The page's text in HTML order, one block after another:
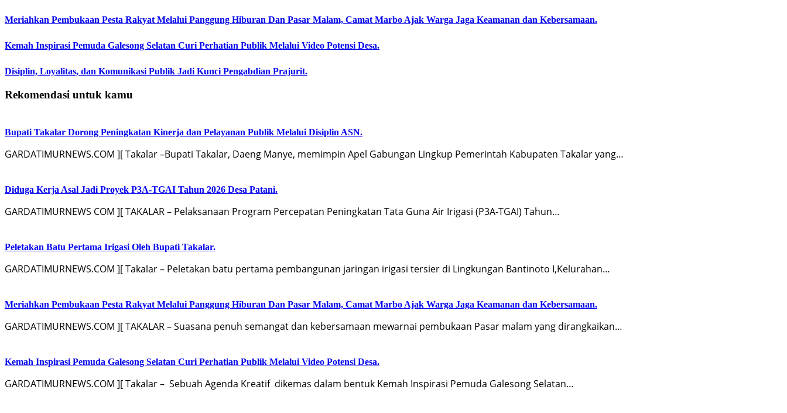
Meriahkan Pembukaan Pesta Rakyat Melalui Panggung Hiburan Dan Pasar Malam, Camat Marbo Ajak Warga Jaga Keamanan dan Kebersamaan.
Kemah Inspirasi Pemuda Galesong Selatan Curi Perhatian Publik Melalui Video Potensi Desa.
Disiplin, Loyalitas, dan Komunikasi Publik Jadi Kunci Pengabdian Prajurit.
Rekomendasi untuk kamu
Bupati Takalar Dorong Peningkatan Kinerja dan Pelayanan Publik Melalui Disiplin ASN.
GARDATIMURNEWS.COM ][ Takalar –Bupati Takalar, Daeng Manye, memimpin Apel Gabungan Lingkup Pemerintah Kabupaten Takalar yang…
Diduga Kerja Asal Jadi Proyek P3A-TGAI Tahun 2026 Desa Patani.
GARDATIMURNEWS COM ][ TAKALAR – Pelaksanaan Program Percepatan Peningkatan Tata Guna Air Irigasi (P3A-TGAI) Tahun…
Peletakan Batu Pertama Irigasi Oleh Bupati Takalar.
GARDATIMURNEWS.COM ][ Takalar – Peletakan batu pertama pembangunan jaringan irigasi tersier di Lingkungan Bantinoto I,Kelurahan…
Meriahkan Pembukaan Pesta Rakyat Melalui Panggung Hiburan Dan Pasar Malam, Camat Marbo Ajak Warga Jaga Keamanan dan Kebersamaan.
GARDATIMURNEWS.COM ][ TAKALAR – Suasana penuh semangat dan kebersamaan mewarnai pembukaan Pasar malam yang dirangkaikan…
Kemah Inspirasi Pemuda Galesong Selatan Curi Perhatian Publik Melalui Video Potensi Desa.
GARDATIMURNEWS.COM ][ Takalar – Sebuah Agenda Kreatif dikemas dalam bentuk Kemah Inspirasi Pemuda Galesong Selatan…